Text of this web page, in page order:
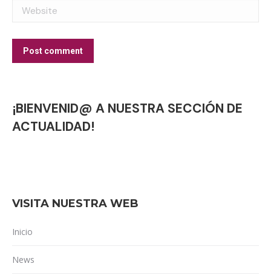
Website
Post comment
¡BIENVENID@ A NUESTRA SECCIÓN DE
ACTUALIDAD!
VISITA NUESTRA WEB
Inicio
News